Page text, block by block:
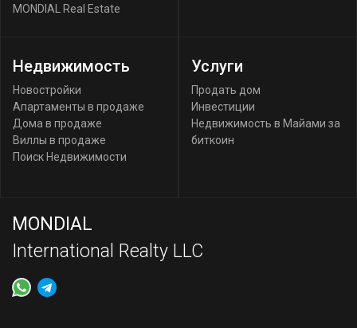
MONDIAL Real Estate
Недвижимость
Новостройки
Апартаменты в продаже
Дома в продаже
Виллы в продаже
Поиск Недвижимости
Услуги
Продать дом
Инвестиции
Недвижимость в Майами за
биткоин
MONDIAL
International Realty LLC